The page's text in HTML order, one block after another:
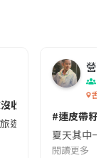
收😱出發前切記檢查
旅遊的民眾，近期要
營養
香港
#連皮帶籽
夏天其中一
閱讀更多